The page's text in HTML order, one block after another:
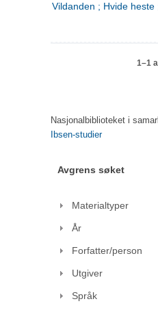
Vildanden ; Hvide heste
1–1
Nasjonalbiblioteket i
Ibsen-studier
Avgrens søket
Materialtyper
År
Forfatter/person
Utgiver
Språk